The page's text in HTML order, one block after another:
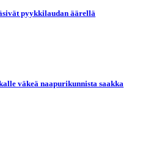
pyykkilaudan äärellä
väkeä naapurikunnista saakka